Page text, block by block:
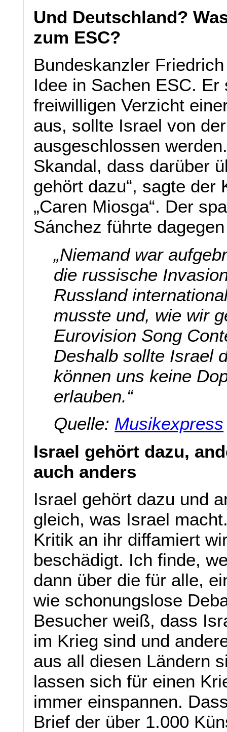
Und Deutschland?
zum ESC?
Bundeskanzler
Idee in Sachen ESC.
freiwilligen Verzicht
aus, sollte Israel von
ausgeschlossen
Skandal, dass darüber
gehört dazu“, sagte der
„Caren Miosga“. Der
Sánchez führte
„Niemand war
die russische
Russland
musste und, wie wir
Eurovision Song
Deshalb sollte Israel
können uns keine
erlauben.“
Quelle: Musikexpress
Israel gehört dazu,
auch anders
Israel gehört dazu und
gleich, was Israel
Kritik an ihr diffamiert
beschädigt. Ich finde,
dann über die für alle,
wie schonungslose
Besucher weiß, dass
im Krieg sind und
aus all diesen Ländern
lassen sich für einen
immer einspannen.
Brief der über 1.000